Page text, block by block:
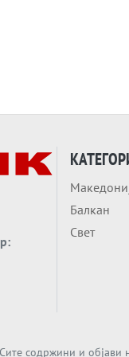
Балкан
Свет
Сите содржини и објави